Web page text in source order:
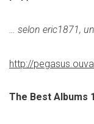
… selon eric1871,
http://
The Best Albums